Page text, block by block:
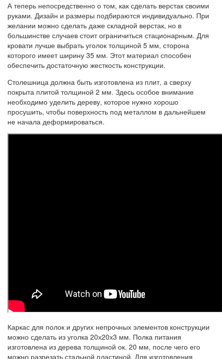
А теперь непосредственно о том, как сделать верстак своими
руками. Дизайн и размеры подбираются индивидуально. При
желании можно сделать даже складной верстак, но в
большинстве случаев стоит ограничиться стационарным. Для
кровати лучше выбрать уголок толщиной 5 мм, сторона
которого имеет ширину 35 мм. Этот материал способен
обеспечить достаточную жесткость конструкции.
Столешница должна быть изготовлена ​​из плит, а сверху
покрыта плитой толщиной 2 мм. Здесь особое внимание
необходимо уделить дереву, которое нужно хорошо
просушить, чтобы поверхность под металлом в дальнейшем
не начала деформироваться.
Каркас для полок и других непрочных элементов конструкции
можно сделать из уголка 20х20х3 мм. Полка питания
изготовлена ​​из дерева толщиной ок. 20 мм, после чего его
можно разрезать стальной пластиной. Для изготовления